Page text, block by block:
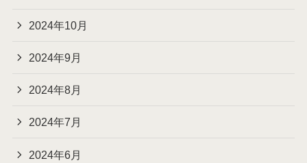
2024年10月
2024年9月
2024年8月
2024年7月
2024年6月